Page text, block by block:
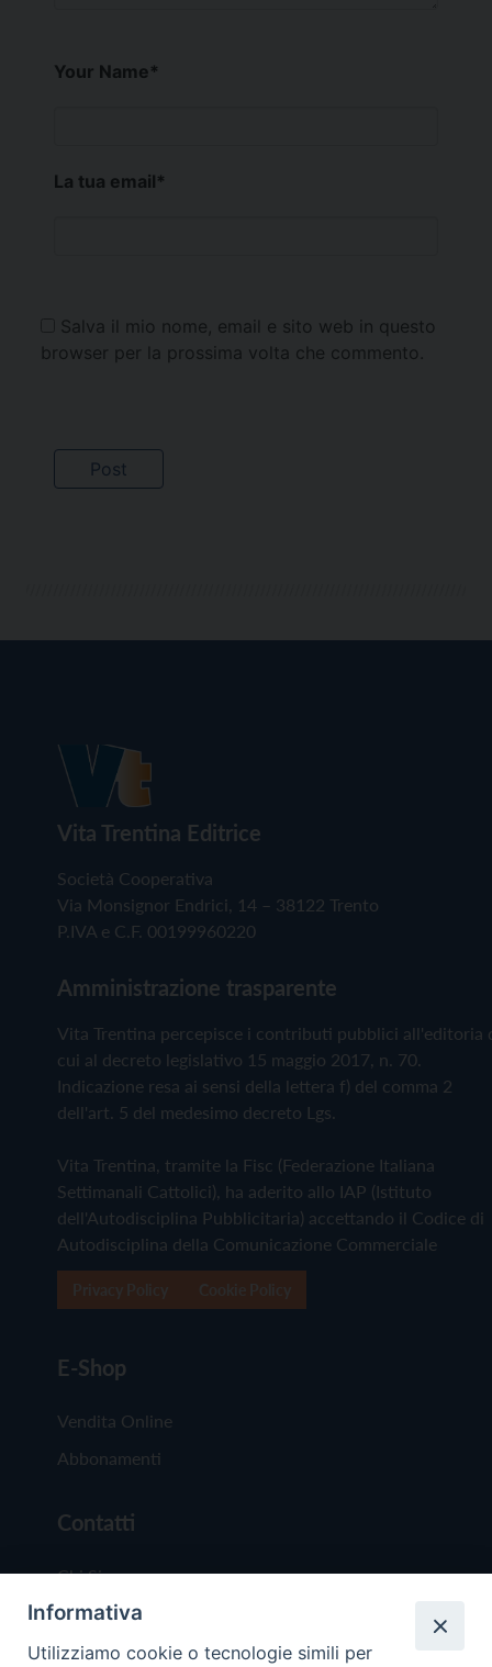
Your Name*
La tua email*
Salva il mio nome, email e sito web in questo
browser per la prossima volta che commento.
Vita Trentina Editrice
Società Cooperativa
Via Monsignor Endrici, 14 – 38122 Trento
P.IVA e C.F. 00199960220
Amministrazione trasparente
Vita Trentina percepisce i contributi pubblici all'editoria
cui al decreto legislativo 15 maggio 2017, n. 70.
Indicazione resa ai sensi della lettera f) del comma 2
dell'art. 5 del medesimo decreto Lgs.
Vita Trentina, tramite la Fisc (Federazione Italiana
Settimanali Cattolici), ha aderito allo IAP (Istituto
dell'Autodisciplina Pubblicitaria) accettando il Codice di
Autodisciplina della Comunicazione Commerciale
E-Shop
Vendita Online
Abbonamenti
Contatti
Chi Siamo
Redazione
Scrivici
Informativa
Utilizziamo cookie o tecnologie simili per